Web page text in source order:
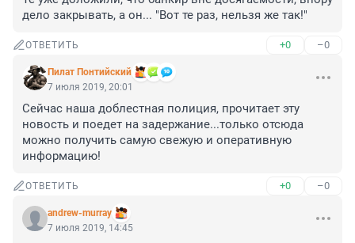
дело закрывать, а он... "Вот те раз, нельзя же так!"
ОТВЕТИТЬ +0 –0
Пилат Понтийский
7 июля 2019, 20:01
Сейчас наша доблестная полиция, прочитает эту
новость и поедет на задержание...только отсюда
можно получить самую свежую и оперативную
информацию!
ОТВЕТИТЬ +0 –0
andrew-murray
7 июля 2019, 14:45